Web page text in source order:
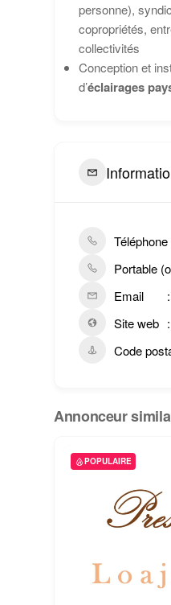
personne),
copropriétés,
collectivités
Conception et
d’éclairages
Téléphone
Portable
Email
Site web
Code
Annonceur
POPULAIRE